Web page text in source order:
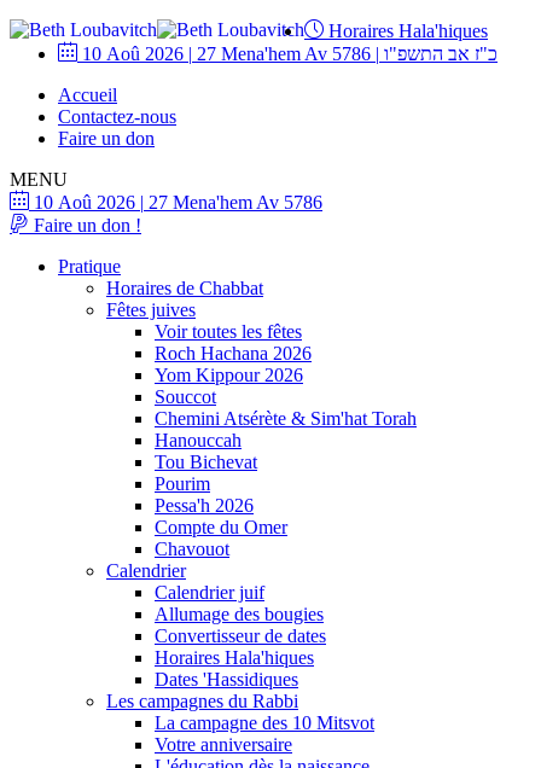
Horaires Hala'hiques
10 Aoû 2026 | 27 Mena'hem Av 5786 | כ"ז אב התשפ"ו
Accueil
Contactez-nous
Faire un don
MENU
10 Aoû 2026 | 27 Mena'hem Av 5786
Faire un don !
Pratique
Horaires de Chabbat
Fêtes juives
Voir toutes les fêtes
Roch Hachana 2026
Yom Kippour 2026
Souccot
Chemini Atsérète & Sim'hat Torah
Hanouccah
Tou Bichevat
Pourim
Pessa'h 2026
Compte du Omer
Chavouot
Calendrier
Calendrier juif
Allumage des bougies
Convertisseur de dates
Horaires Hala'hiques
Dates 'Hassidiques
Les campagnes du Rabbi
La campagne des 10 Mitsvot
Votre anniversaire